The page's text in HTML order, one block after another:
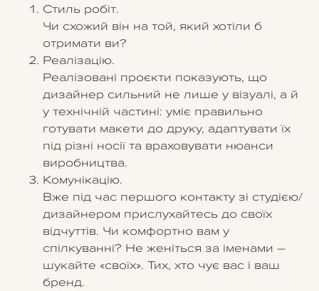
Стиль робіт.
Чи схожий він на той, який хотіли б
отримати ви?
Реалізацію.
Реалізовані проєкти показують, що
дизайнер сильний не лише у візуалі, а й
у технічній частині: уміє правильно
готувати макети до друку, адаптувати їх
під різні носії та враховувати нюанси
виробництва.
Комунікацію.
Вже під час першого контакту зі студією/
дизайнером прислухайтесь до своїх
відчуттів. Чи комфортно вам у
спілкуванні? Не женіться за іменами –
шукайте «своїх». Тих, хто чує вас і ваш
бренд.